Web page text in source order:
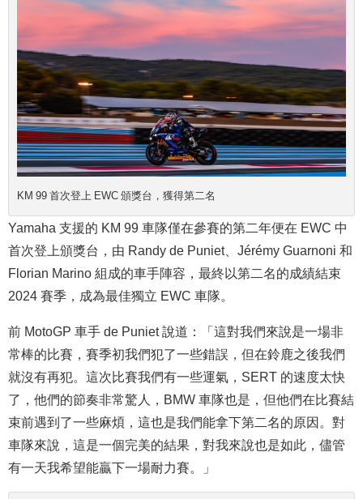
KM 99 首次登上 EWC 頒獎台，獲得第二名
Yamaha 支援的 KM 99 車隊僅在參賽的第二年便在 EWC 中
首次登上頒獎台，由 Randy de Puniet、Jérémy Guarnoni 和
Florian Marino 組成的車手陣容，最終以第二名的成績結束
2024 賽季，成為最佳獨立 EWC 車隊。
前 MotoGP 車手 de Puniet 說道：「這對我們來說是一場非
常棒的比賽，賽季初我們犯了一些錯誤，但在鈴鹿之後我們
就沒有再犯。這次比賽我們有一些運氣，SERT 的速度太快
了，他們的節奏非常驚人，BMW 車隊也是，但他們在比賽結
束前遇到了一些麻煩，這也是我們能拿下第二名的原因。對
車隊來說，這是一個完美的結果，對我來說也是如此，儘管
有一天我希望能贏下一場耐力賽。」